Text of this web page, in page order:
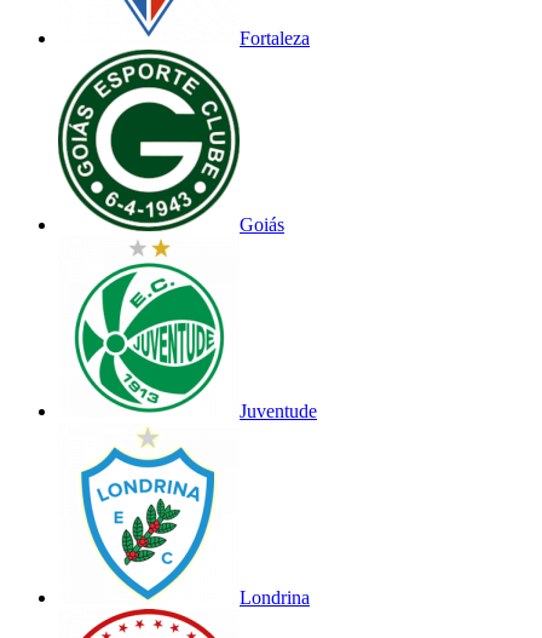
Fortaleza
Goiás
Juventude
Londrina